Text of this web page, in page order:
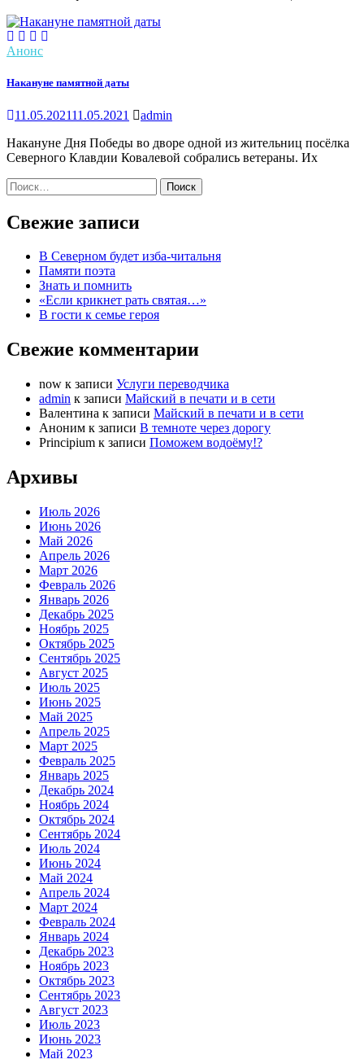
Анонс
Накануне памятной даты
11.05.202111.05.2021
admin
Накануне Дня Победы во дворе одной из жительниц посёлка
Северного Клавдии Ковалевой собрались ветераны. Их
Найти:
Свежие записи
В Северном будет изба-читальня
Памяти поэта
Знать и помнить
«Если крикнет рать святая…»
В гости к семье героя
Свежие комментарии
now к записи Услуги переводчика
admin к записи Майский в печати и в сети
Валентина к записи Майский в печати и в сети
Аноним к записи В темноте через дорогу
Principium к записи Поможем водоёму!?
Архивы
Июль 2026
Июнь 2026
Май 2026
Апрель 2026
Март 2026
Февраль 2026
Январь 2026
Декабрь 2025
Ноябрь 2025
Октябрь 2025
Сентябрь 2025
Август 2025
Июль 2025
Июнь 2025
Май 2025
Апрель 2025
Март 2025
Февраль 2025
Январь 2025
Декабрь 2024
Ноябрь 2024
Октябрь 2024
Сентябрь 2024
Июль 2024
Июнь 2024
Май 2024
Апрель 2024
Март 2024
Февраль 2024
Январь 2024
Декабрь 2023
Ноябрь 2023
Октябрь 2023
Сентябрь 2023
Август 2023
Июль 2023
Июнь 2023
Май 2023